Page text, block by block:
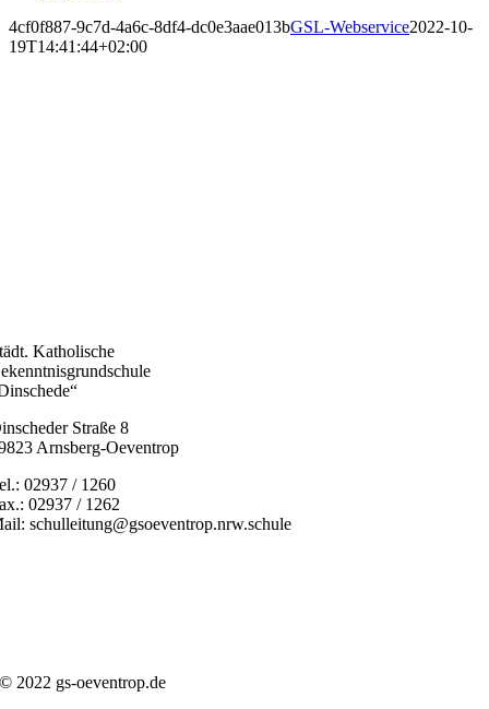
4cf0f887-9c7d-4a6c-8df4-dc0e3aae013bGSL-Webservice2022-10-
19T14:41:44+02:00
Katholische
Straße 8
Arnsberg-Oeventrop
02937 / 1260
02937 / 1262
schulleitung@gsoeventrop.nrw.schule
© 2022 gs-oeventrop.de